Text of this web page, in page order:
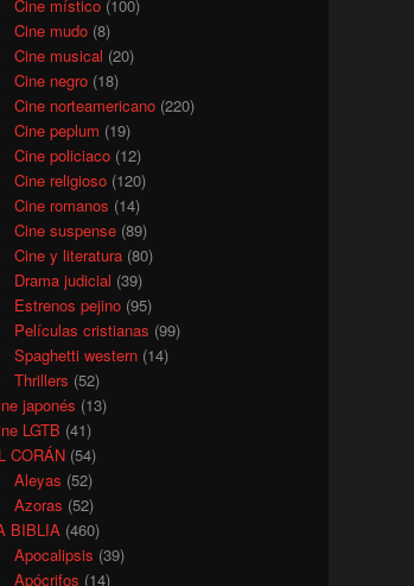
Cine místico(100)
Cine mudo(8)
Cine musical (20)
Cine negro(18)
Cine norteamericano(220)
Cine peplum (19)
Cine policiaco(12)
Cine religioso(120)
Cine romanos (14)
Cine suspense(89)
Cine y literatura(80)
Drama judicial (39)
Estrenos pejino(95)
Películas cristianas (99)
Spaghetti western(14)
Thrillers (52)
japonés (13)
LGTB (41)
CORÁN (54)
Aleyas (52)
Azoras (52)
BIBLIA (460)
Apocalipsis (39)
Apócrifos (14)